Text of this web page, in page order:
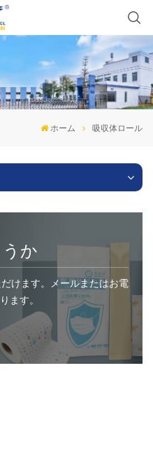
ホーム 吸収体ロール
か
けます。メールまたはお電
ます。